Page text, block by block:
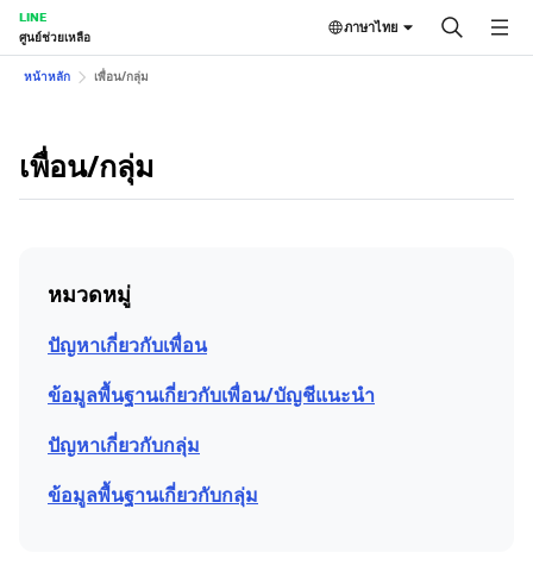
LINE
ศูนย์ช่วยเหลือ
ภาษาไทย
หน้าหลัก เพื่อน/กลุ่ม
เพื่อน/กลุ่ม
หมวดหมู่
ปัญหาเกี่ยวกับเพื่อน
ข้อมูลพื้นฐานเกี่ยวกับเพื่อน/บัญชีแนะนำ
ปัญหาเกี่ยวกับกลุ่ม
ข้อมูลพื้นฐานเกี่ยวกับกลุ่ม